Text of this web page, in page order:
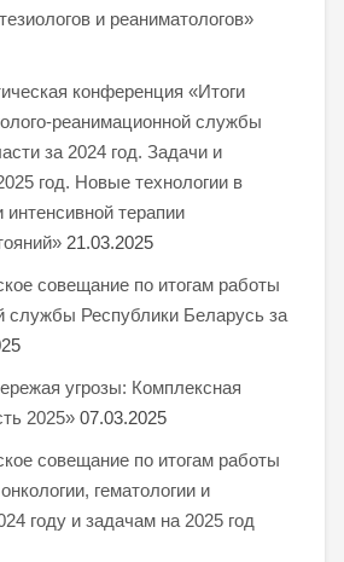
и реаниматологов»
конференция «Итоги
реанимационной службы
за 2024 год. Задачи и
год. Новые технологии в
интенсивной терапии
21.03.2025
совещание по итогам работы
службы Республики Беларусь за
угрозы: Комплексная
2025» 07.03.2025
совещание по итогам работы
гематологии и
году и задачам на 2025 год